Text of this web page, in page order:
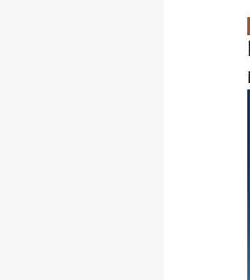
Elm və